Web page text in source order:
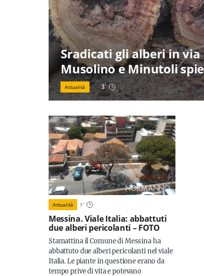
Sradicati gli alberi in via
Musolino e Minutoli
Attualità 3'
Attualità 1'
Messina. Viale Italia: abbattuti
due alberi pericolanti – FOTO
Stamattina il Comune di Messina ha
abbattuto due alberi pericolanti nel viale
Italia. Le piante in questione erano da
tempo prive di vita e potevano